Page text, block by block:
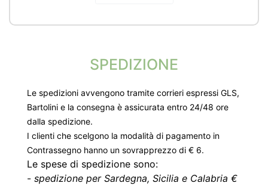
SPEDIZIONE
Le spedizioni avvengono tramite corrieri espressi GLS,
Bartolini e la consegna è assicurata entro 24/48 ore
dalla spedizione.
I clienti che scelgono la modalità di pagamento in
Contrassegno hanno un sovrapprezzo di € 6.
Le spese di spedizione sono:
- spedizione per Sardegna, Sicilia e Calabria €